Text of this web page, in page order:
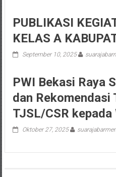
PUBLIKASI
KELAS A
September 10, 2025
PWI Bekasi Raya
dan Rekomendasi
TJSL/CSR
Oktober 27, 2025